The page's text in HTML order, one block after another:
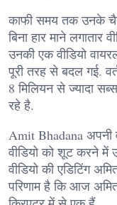
काफी समय तक उनके
बिना हार माने लगातार
उनकी एक वीडियो
पूरी तरह से बदल गई.
8 मिलियन से ज्यादा
रहे है.
Amit Bhadana अपनी
वीडियो को शूट करने
वीडियो की एडिटिंग
परिणाम है कि आज